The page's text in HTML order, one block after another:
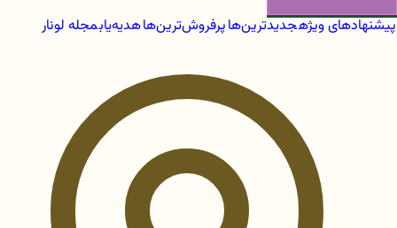
پیشنهادهای ویژهجدیدترین‌هاپرفروش‌ترین‌هاهدیه‌یابمجله لونار